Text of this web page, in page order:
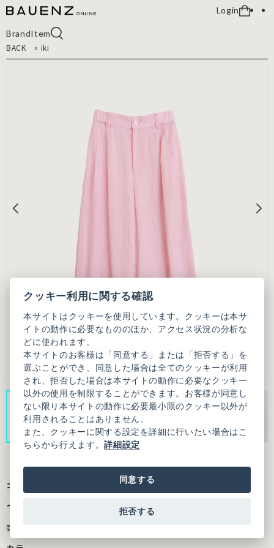
Login
BrandItem
BACK
» iki
キュプラコットンツイル桐生シワ イージーワ
イドパンツ
商品番号：3101PT010261F06
クッキー利用に関する確認
本サイトはクッキーを使用しています。クッキーは本サ
イトの動作に必要なもののほか、アクセス状況の分析な
どに使われます。
本サイトのお客様は「同意する」または「拒否する」を
選ぶことができ、同意した場合は全てのクッキーが利用
され、拒否した場合は本サイトの動作に必要なクッキー
以外の使用を制限することができます。お客様が同意し
ない限り本サイトの動作に必要最小限のクッキー以外が
利用されることはありません。
また、クッキーに関する設定を詳細に行いたい場合はこ
ちらから行えます。詳細設定
同意する
拒否する